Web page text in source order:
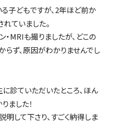
子どもですが、2年ほど前か
ていました。
・MRIも撮りましたが、どこの
ず、原因がわかりませんでし
診ていただいたところ、ほん
ました！
明して下さり、すごく納得しま